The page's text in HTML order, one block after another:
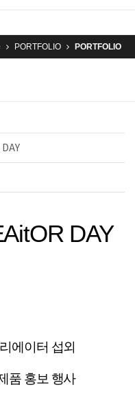
PORTFOLIO PORTFOLIO
DAY
에이터 섭외
품 홍보 행사